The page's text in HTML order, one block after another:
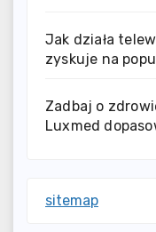
Jak działa
zyskuje na
Zadbaj o
Luxmed
sitemap